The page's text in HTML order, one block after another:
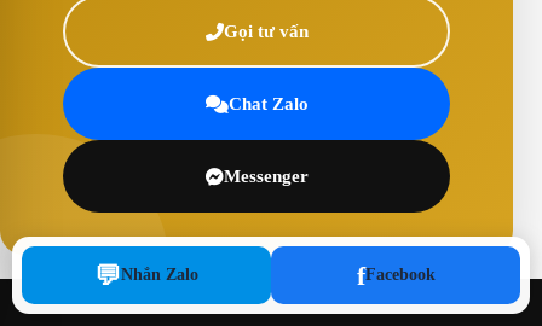
Gọi tư vấn
Chat Zalo
Messenger
💬Nhắn Zalo fFacebook